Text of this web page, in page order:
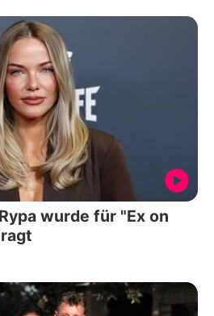
wurde für "Ex on